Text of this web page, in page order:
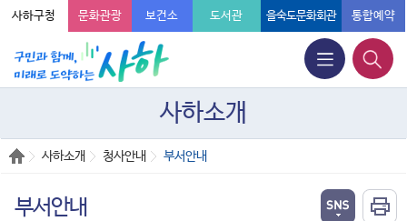
사하구청 문화관광 보건소 도서관 을숙도문화회관 통합예약
사하소개
사하소개 청사안내 부서안내
부서안내